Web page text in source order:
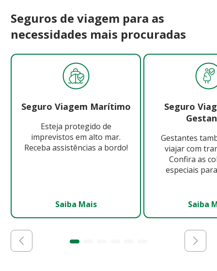
Seguros de viagem para as
necessidades mais procuradas
Seguro Viagem Marítimo
Esteja protegido de
imprevistos em alto mar.
Receba assistências a bordo!
Saiba Mais
Seguro
Gestantes
viajar com
Confira as
especiais
Saiba